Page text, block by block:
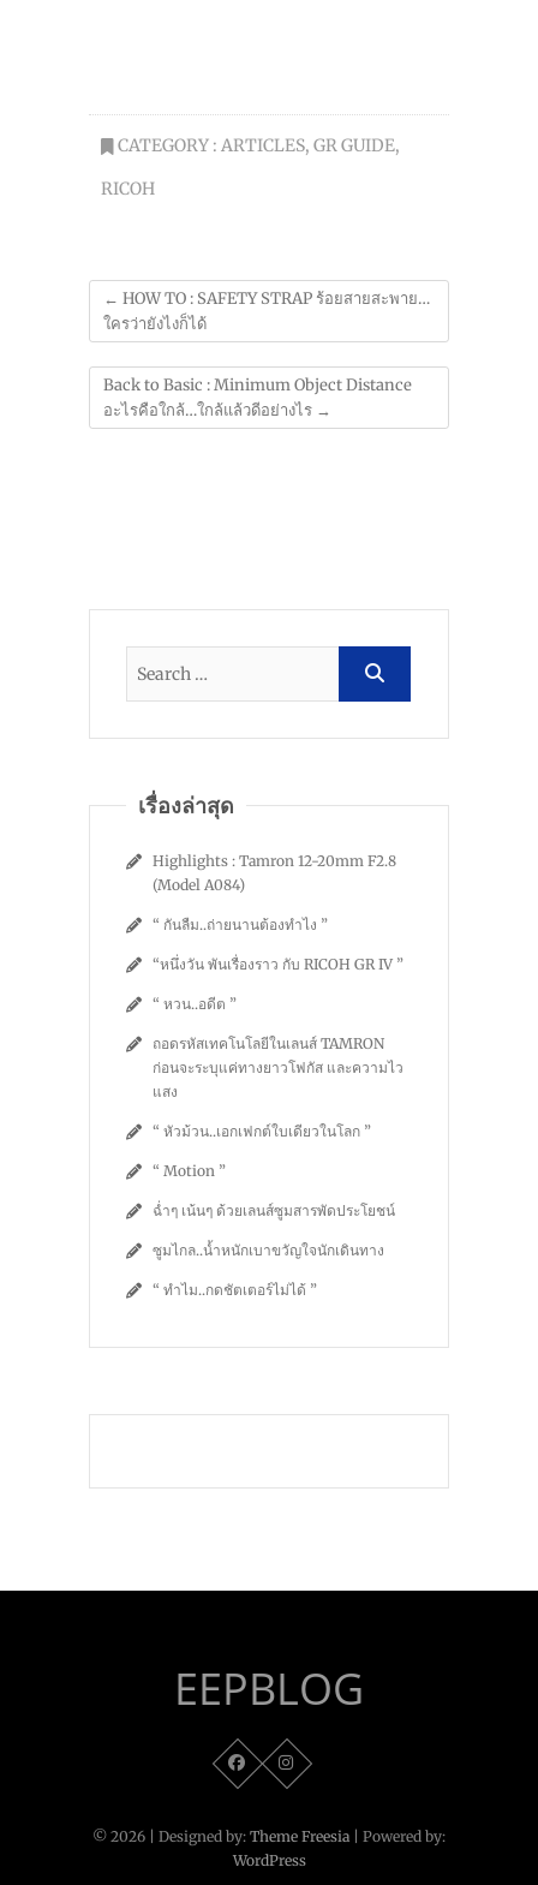
CATEGORY : ARTICLES, GR GUIDE,
RICOH
← HOW TO : SAFETY STRAP ร้อยสายสะพาย…
ใครว่ายังไงก็ได้
Back to Basic : Minimum Object Distance
อะไรคือใกล้…ใกล้แล้วดีอย่างไร →
เรื่องล่าสุด
Highlights : Tamron 12-20mm F2.8
(Model A084)
“ กันลืม..ถ่ายนานต้องทำไง ”
“หนึ่งวัน พันเรื่องราว กับ RICOH GR IV ”
“ หวน..อดีต ”
ถอดรหัสเทคโนโลยีในเลนส์ TAMRON
ก่อนจะระบุแค่ทางยาวโฟกัส และความไว
แสง
“ หัวม้วน..เอกเฟกต์ใบเดียวในโลก ”
“ Motion ”
ฉ่ำๆ เน้นๆ ด้วยเลนส์ซูมสารพัดประโยชน์
ซูมไกล..น้ำหนักเบาขวัญใจนักเดินทาง
“ ทำไม..กดชัตเตอร์ไม่ได้ ”
EEPBLOG
© 2026 | Designed by: Theme Freesia | Powered by:
WordPress